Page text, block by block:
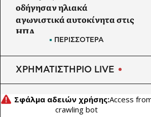
οδήγησαν ηλιακά
αγωνιστικά αυτοκίνητα στις
ΗΠΑ
Deloitte Ελλάδος:
Αποκλειστικός σύμβουλος
πολωνική αγορά
ΠΕΡΙΣΣΟΤΕΡΑ
ΧΡΗΜΑΤΙΣΤΗΡΙΟ LIVE